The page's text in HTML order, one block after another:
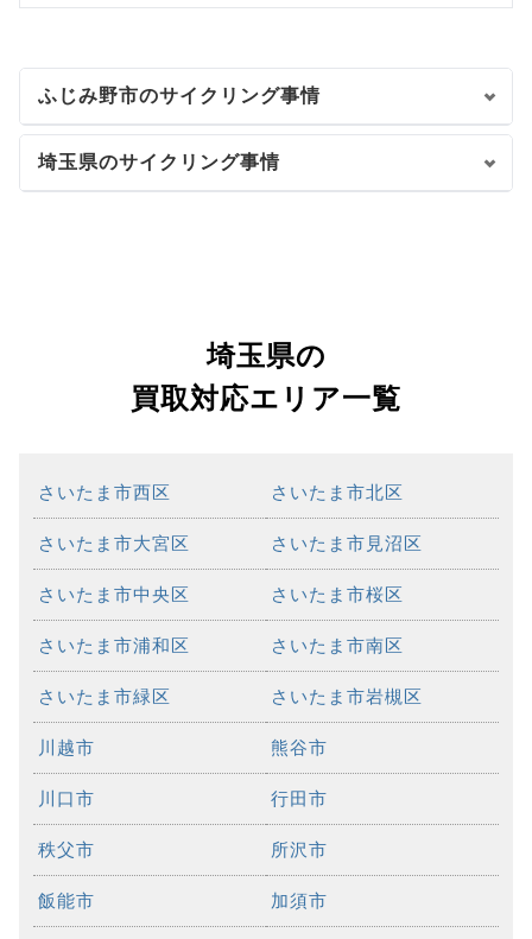
ふじみ野市のサイクリング事情
埼玉県のサイクリング事情
埼玉県の
買取対応エリア一覧
さいたま市西区 さいたま市北区
さいたま市大宮区 さいたま市見沼区
さいたま市中央区 さいたま市桜区
さいたま市浦和区 さいたま市南区
さいたま市緑区 さいたま市岩槻区
川越市 熊谷市
川口市 行田市
秩父市 所沢市
飯能市 加須市